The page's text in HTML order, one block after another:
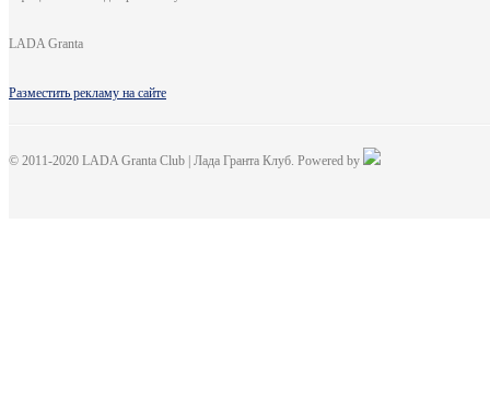
LADA Granta
Разместить рекламу на сайте
© 2011-2020 LADA Granta Club | Лада Гранта Клуб. Powered by